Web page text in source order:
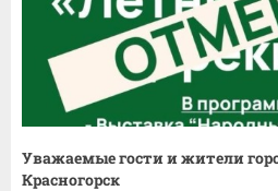
Уважаемые гости и жители
Красногорск